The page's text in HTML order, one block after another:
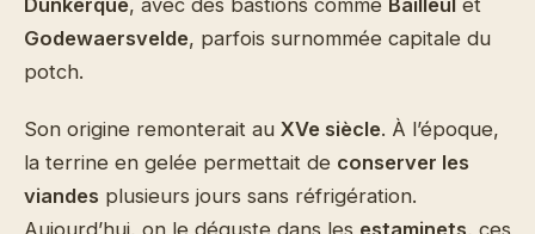
Dunkerque, avec des bastions comme Bailleul et
Godewaersvelde, parfois surnommée capitale du
potch.
Son origine remonterait au XVe siècle. À l’époque,
la terrine en gelée permettait de conserver les
viandes plusieurs jours sans réfrigération.